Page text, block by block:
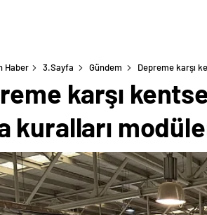
Haber 3.Sayfa Gündem Depreme karşı
karşı
kuralları